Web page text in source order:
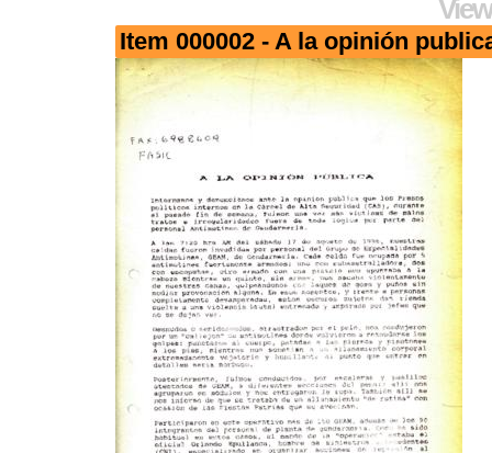
Item 000002 - A la opinión